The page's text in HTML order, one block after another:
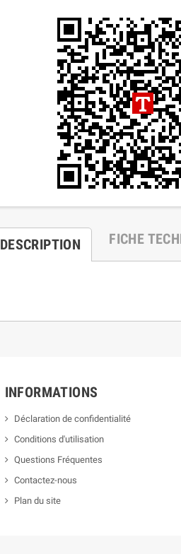
DESCRIPTION FICHE
INFORMATIONS
Déclaration de confidentialité
Conditions d'utilisation
Questions Fréquentes
Contactez-nous
Plan du site